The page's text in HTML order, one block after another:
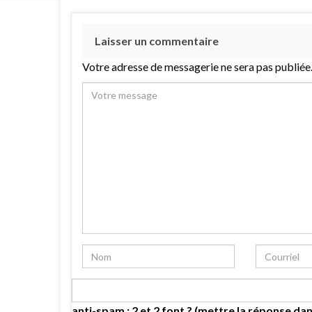
Laisser un commentaire
Votre adresse de messagerie ne sera pas publiée.